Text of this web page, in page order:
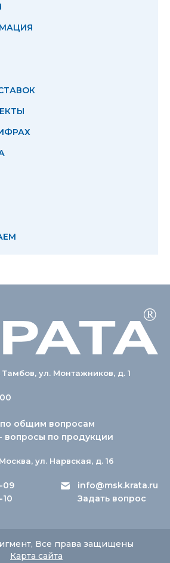
Тамбов, ул. Монтажников, д. 1
общим вопросам
- вопросы по продукции
ул. Нарвская, д. 16
09
info@msk.krata.ru
Задать вопрос
Все права защищены
Карта сайта